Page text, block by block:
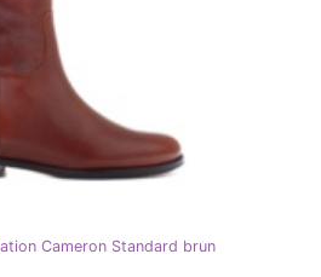
Cameron Standard brun